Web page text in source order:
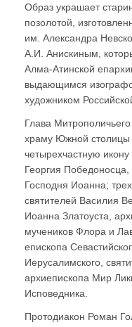
Образ украшает
позолотой,
им. Александра
А.И. Анискиным,
Алма-Атинской
выдающимся
художником
Глава
храму Южной столицы
четырехчастную
Георгия
Господня Иоанна;
святителей Василия
Иоанна Златоуста,
мучеников Флора и
епископа
Иерусалимского,
архиепископа Мир
Исповедника.
Протодиакон Роман